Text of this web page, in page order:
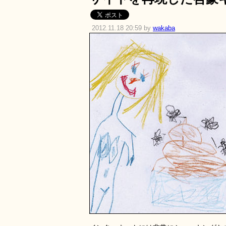
2012.11.18 20:59 by wakaba